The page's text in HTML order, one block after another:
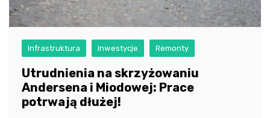
Infrastruktura Inwestycje Remonty
Utrudnienia na skrzyżowaniu
Andersena i Miodowej: Prace
potrwają dłużej!